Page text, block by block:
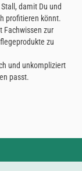
damit Du und
profitieren könnt.
Fachwissen zur
zu
und unkompliziert
passt.